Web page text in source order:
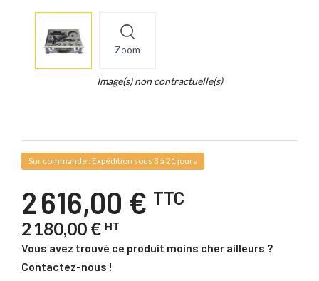
Zoom
info
Image(s) non contractuelle(s)
Sur commande : Expédition sous 3 à 21 jours
2 616,00 € TTC
2 180,00 € HT
Vous avez trouvé ce produit moins cher ailleurs ?
Contactez-nous !